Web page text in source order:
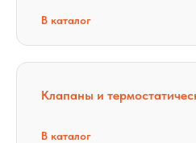
В каталог
Клапаны и
В каталог